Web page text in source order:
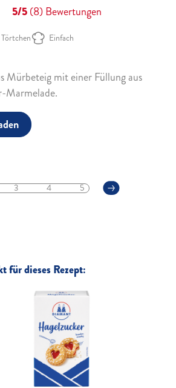
5/5(8)Bewertungen
Einfach
Mürbeteig mit einer Füllung aus
Marmelade.
3 4 5
für dieses Rezept: